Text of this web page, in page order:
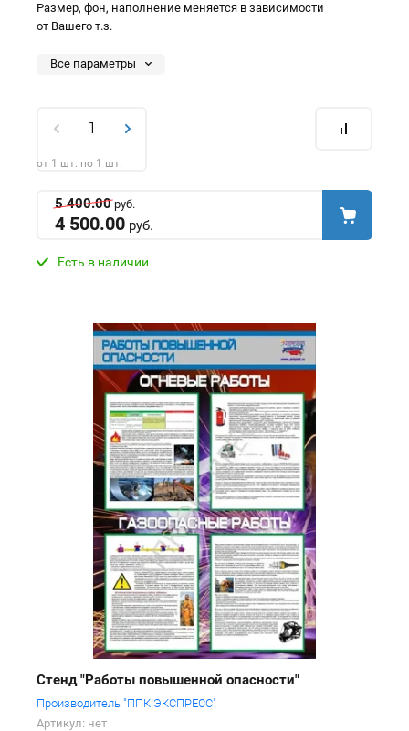
Размер, фон, наполнение меняется в зависимости
от Вашего т.з.
Все параметры
от 1 шт. по 1 шт.
5 400.00руб.
4 500.00 руб.
Есть в наличии
Стенд "Работы повышенной опасности"
Производитель "ППК ЭКСПРЕСС"
Артикул: нет